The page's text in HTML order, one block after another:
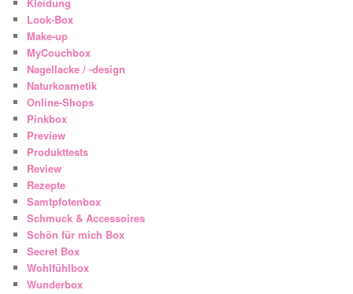
Look-Box
Make-up
MyCouchbox
Nagellacke / -design
Naturkosmetik
Online-Shops
Pinkbox
Preview
Produkttests
Review
Rezepte
Samtpfotenbox
Schmuck & Accessoires
Schön für mich Box
Secret Box
Wohlfühlbox
Wunderbox